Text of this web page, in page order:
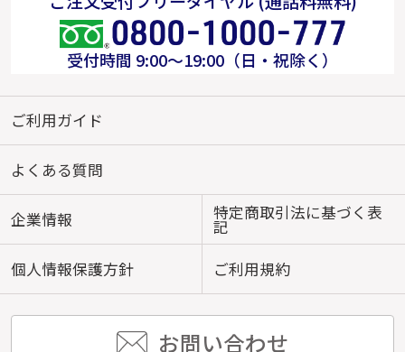
受付時間 9:00～19:00（日・祝除く）
ご利用ガイド
よくある質問
企業情報 特定商取引法に基づく表
記
個人情報保護方針
ご利用規約
お問い合わせ